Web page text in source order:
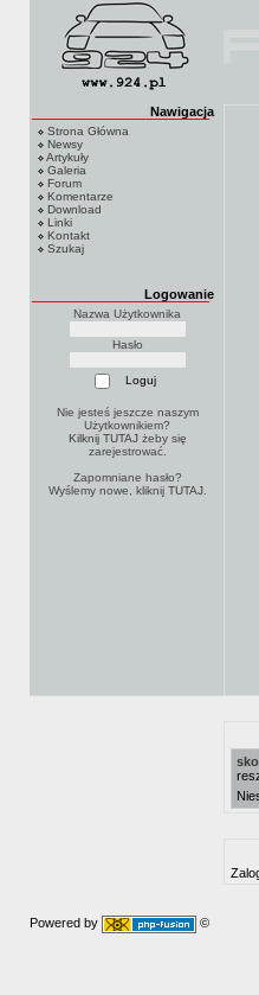
Nawigacja
Strona Główna
Newsy
Artykuły
Galeria
Forum
Komentarze
Download
Linki
Kontakt
Szukaj
Logowanie
Nazwa Użytkownika
Hasło
Nie jesteś jeszcze naszym
Użytkownikiem?
Kilknij TUTAJżeby się
zarejestrować.
Zapomniane hasło?
Wyślemy nowe, kliknij TUTAJ.
Powered by ©